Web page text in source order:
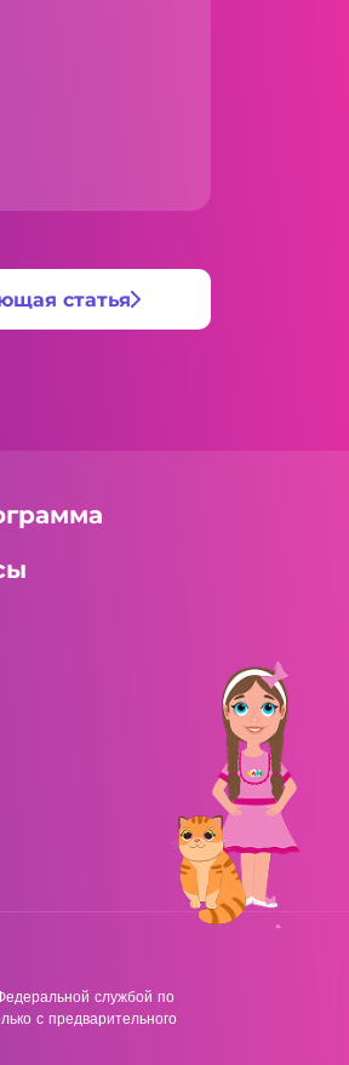
статья
службой по
с предварительного